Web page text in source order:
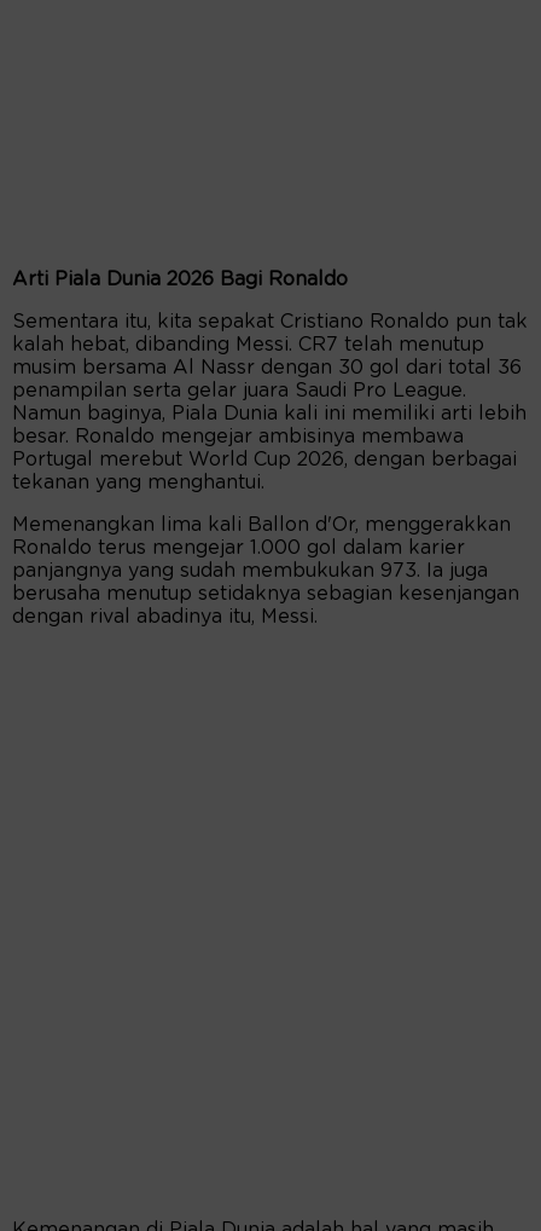
Arti Piala Dunia 2026 Bagi Ronaldo
Sementara itu, kita sepakat Cristiano Ronaldo pun tak
kalah hebat, dibanding Messi. CR7 telah menutup
musim bersama Al Nassr dengan 30 gol dari total 36
penampilan serta gelar juara Saudi Pro League.
Namun baginya, Piala Dunia kali ini memiliki arti lebih
besar. Ronaldo mengejar ambisinya membawa
Portugal merebut World Cup 2026, dengan berbagai
tekanan yang menghantui.
Memenangkan lima kali Ballon d'Or, menggerakkan
Ronaldo terus mengejar 1.000 gol dalam karier
panjangnya yang sudah membukukan 973. Ia juga
berusaha menutup setidaknya sebagian kesenjangan
dengan rival abadinya itu, Messi.